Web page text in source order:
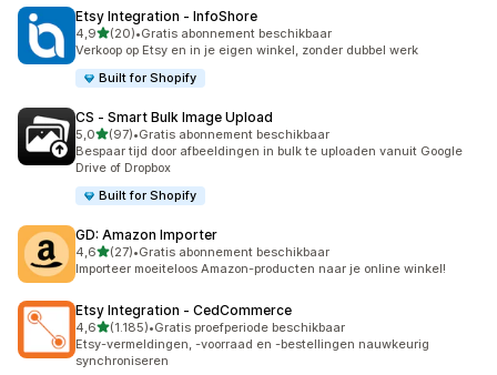
Etsy Integration ‑ InfoShore
4,9van 5 sterren
(20)
20 recensies in totaal
•Gratis abonnement beschikbaar
Verkoop op Etsy en in je eigen winkel, zonder dubbel werk
Built for Shopify
CS ‑ Smart Bulk Image Upload
5,0van 5 sterren
(97)
97 recensies in totaal
•Gratis abonnement beschikbaar
Bespaar tijd door afbeeldingen in bulk te uploaden vanuit Google
Drive of Dropbox
Built for Shopify
GD: Amazon Importer
4,6van 5 sterren
(27)
27 recensies in totaal
•Gratis abonnement beschikbaar
Importeer moeiteloos Amazon-producten naar je online winkel!
Etsy Integration ‑ CedCommerce
4,6van 5 sterren
(1.185)
1185 recensies in totaal
•Gratis proefperiode beschikbaar
Etsy-vermeldingen, -voorraad en -bestellingen nauwkeurig
synchroniseren